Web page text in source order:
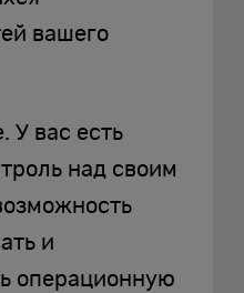
вашего
У вас есть
над своим
и
операционную